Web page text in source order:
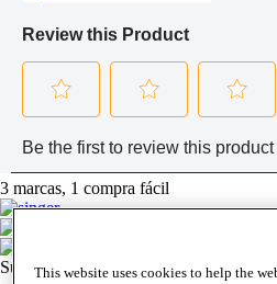
3 marcas, 1 compra fácil
Suscríbase a nuestro boletín
This website uses cookies to help the